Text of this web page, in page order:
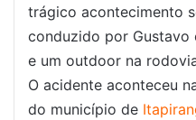
trágico acontecimento
conduzido por
e um outdoor na
O acidente aconteceu
do município de